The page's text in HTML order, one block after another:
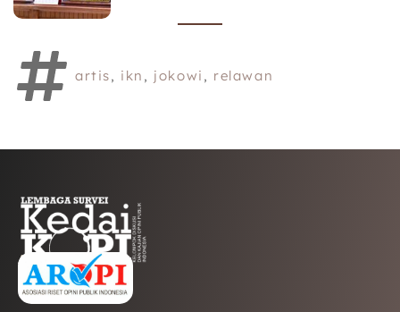
artis, ikn , jokowi , relawan
AFILIASI